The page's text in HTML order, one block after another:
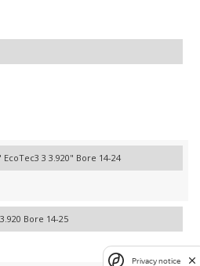
EcoTec3 3 3.920" Bore 14-24
Bore 14-25
Privacy notice